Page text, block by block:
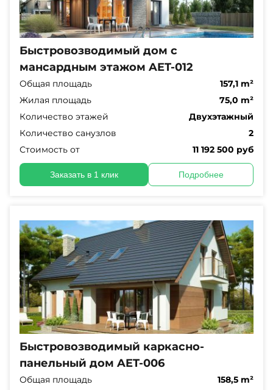
Быстровозводимый дом с
мансардным этажом AET-012
Общая площадь
157,1 m²
Жилая площадь
75,0 m²
Количество этажей
Двухэтажный
Количество санузлов
2
Стоимость от
11 192 500 руб
Заказать в 1 клик Подробнее
Быстровозводимый каркасно-
панельный дом AET-006
Общая площадь
158,5 m²